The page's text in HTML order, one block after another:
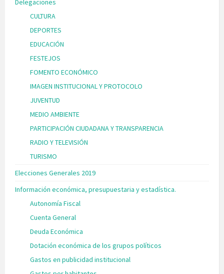
Delegaciones
CULTURA
DEPORTES
EDUCACIÓN
FESTEJOS
FOMENTO ECONÓMICO
IMAGEN INSTITUCIONAL Y PROTOCOLO
JUVENTUD
MEDIO AMBIENTE
PARTICIPACIÓN CIUDADANA Y TRANSPARENCIA
RADIO Y TELEVISIÓN
TURISMO
Elecciones Generales 2019
Información económica, presupuestaria y estadística.
Autonomía Fiscal
Cuenta General
Deuda Económica
Dotación económica de los grupos políticos
Gastos en publicidad institucional